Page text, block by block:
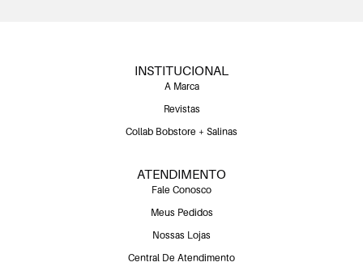
INSTITUCIONAL
A Marca
Revistas
Collab Bobstore + Salinas
ATENDIMENTO
Fale Conosco
Meus Pedidos
Nossas Lojas
Central De Atendimento